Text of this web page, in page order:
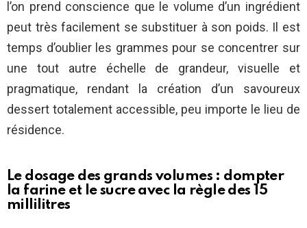
l’on prend conscience que le volume d’un ingrédient
peut très facilement se substituer à son poids. Il est
temps d’oublier les grammes pour se concentrer sur
une tout autre échelle de grandeur, visuelle et
pragmatique, rendant la création d’un savoureux
dessert totalement accessible, peu importe le lieu de
résidence.
Le dosage des grands volumes : dompter
la farine et le sucre avec la règle des 15
millilitres